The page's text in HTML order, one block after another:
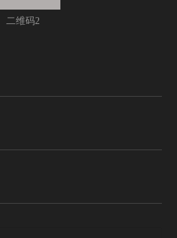
二维码2